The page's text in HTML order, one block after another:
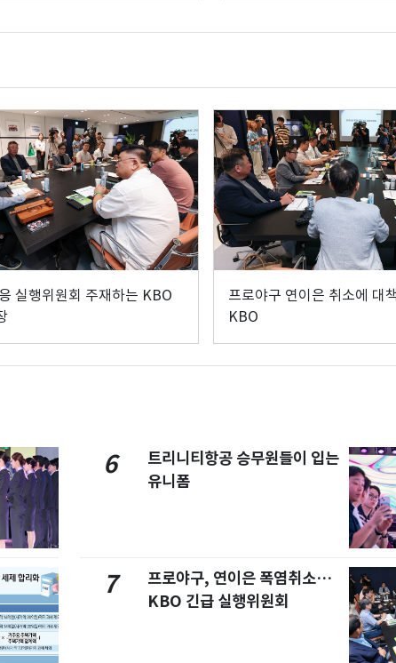
실행위원회 주재하는 KBO
프로야구 연이은 취소에 대
KBO
6
트리니티항공 승무원들이 입는
유니폼
7
프로야구, 연이은 폭염취소…
KBO 긴급 실행위원회